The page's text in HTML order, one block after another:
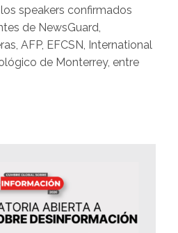
speakers confirmados
de NewsGuard,
AFP, EFCSN, International
de Monterrey, entre